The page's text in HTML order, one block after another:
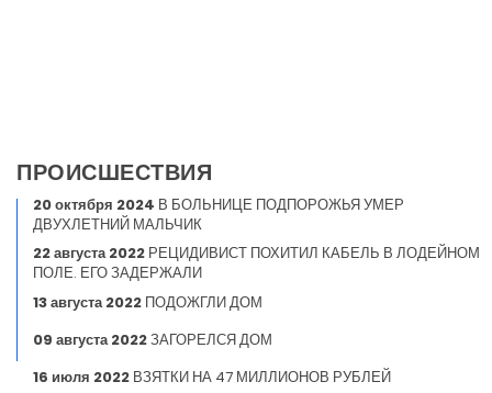
ПРОИСШЕСТВИЯ
20 октября 2024 В БОЛЬНИЦЕ ПОДПОРОЖЬЯ УМЕР
ДВУХЛЕТНИЙ МАЛЬЧИК
22 августа 2022 РЕЦИДИВИСТ ПОХИТИЛ КАБЕЛЬ В ЛОДЕЙНОМ
ПОЛЕ. ЕГО ЗАДЕРЖАЛИ
13 августа 2022 ПОДОЖГЛИ ДОМ
09 августа 2022ЗАГОРЕЛСЯ ДОМ
16 июля 2022 ВЗЯТКИ НА 47 МИЛЛИОНОВ РУБЛЕЙ